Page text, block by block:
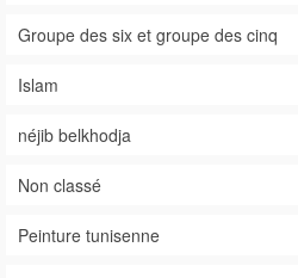
Groupe des six et groupe des cinq
Islam
néjib belkhodja
Non classé
Peinture tunisenne